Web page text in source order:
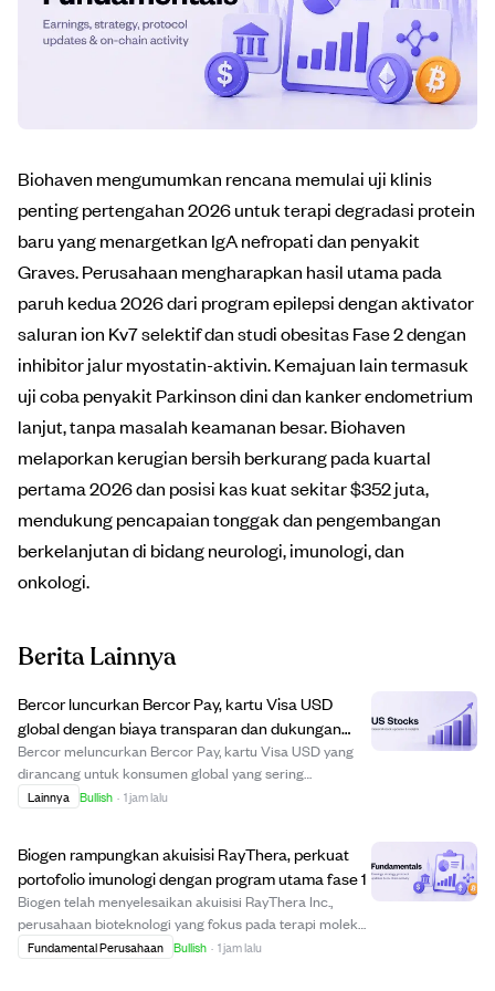
Biohaven mengumumkan rencana memulai uji klinis
penting pertengahan 2026 untuk terapi degradasi protein
baru yang menargetkan IgA nefropati dan penyakit
Graves. Perusahaan mengharapkan hasil utama pada
paruh kedua 2026 dari program epilepsi dengan aktivator
saluran ion Kv7 selektif dan studi obesitas Fase 2 dengan
inhibitor jalur myostatin-aktivin. Kemajuan lain termasuk
uji coba penyakit Parkinson dini dan kanker endometrium
lanjut, tanpa masalah keamanan besar. Biohaven
melaporkan kerugian bersih berkurang pada kuartal
pertama 2026 dan posisi kas kuat sekitar $352 juta,
mendukung pencapaian tonggak dan pengembangan
berkelanjutan di bidang neurologi, imunologi, dan
onkologi.
Berita Lainnya
Bercor luncurkan Bercor Pay, kartu Visa USD
global dengan biaya transparan dan dukungan
Apple/Google Pay.
Bercor meluncurkan Bercor Pay, kartu Visa USD yang
dirancang untuk konsumen global yang sering
bertransaksi lintas negara. Diluncurkan pada 29 Juli
Lainnya Bullish · 1 jam lalu
Biogen rampungkan akuisisi RayThera, perkuat
portofolio imunologi dengan program utama fase 1
Biogen telah menyelesaikan akuisisi RayThera Inc.,
perusahaan bioteknologi yang fokus pada terapi molekul
kecil di bidang imunologi. Akuisisi ini memperkuat
Fundamental Perusahaan Bullish · 1 jam lalu